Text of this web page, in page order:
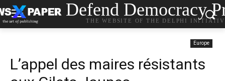
Defend Democracy
THE WEBSITE OF THE DELPHI
Europe
L’appel des maires résistants